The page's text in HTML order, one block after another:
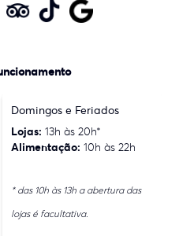
Domingos e Feriados
Lojas: 13h às 20h*
Alimentação: 10h às 22h
* das 10h às 13h a abertura das
lojas é facultativa.